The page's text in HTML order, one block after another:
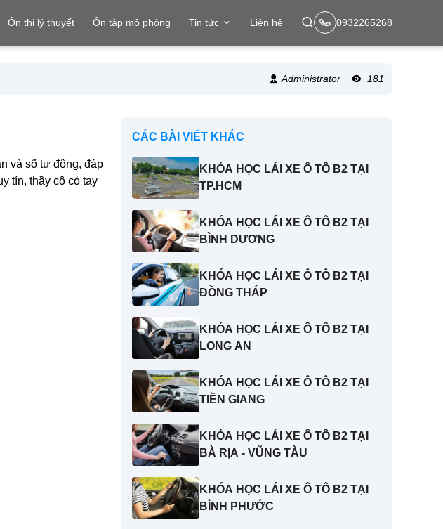
Ôn thi lý thuyết Ôn tập mô phỏng Tin tức Liên hệ 0932265268
Administrator 181
và số tự động, đáp
tín, thầy cô có tay
CÁC BÀI VIẾT KHÁC
KHÓA HỌC LÁI XE Ô TÔ B2 TẠI
TP.HCM
KHÓA HỌC LÁI XE Ô TÔ B2 TẠI
BÌNH DƯƠNG
KHÓA HỌC LÁI XE Ô TÔ B2 TẠI
ĐỒNG THÁP
KHÓA HỌC LÁI XE Ô TÔ B2 TẠI
LONG AN
KHÓA HỌC LÁI XE Ô TÔ B2 TẠI
TIỀN GIANG
KHÓA HỌC LÁI XE Ô TÔ B2 TẠI
BÀ RỊA - VŨNG TÀU
KHÓA HỌC LÁI XE Ô TÔ B2 TẠI
BÌNH PHƯỚC